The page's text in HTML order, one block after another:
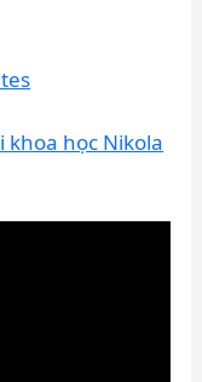
học Nikola